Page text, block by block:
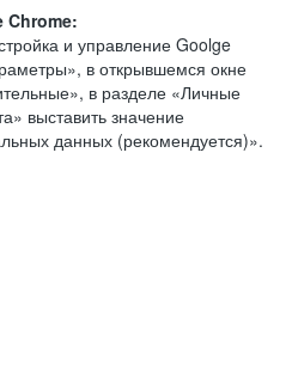
Chrome:
и управление Goolge
в открывшемся окне
в разделе «Личные
выставить значение
данных (рекомендуется)».